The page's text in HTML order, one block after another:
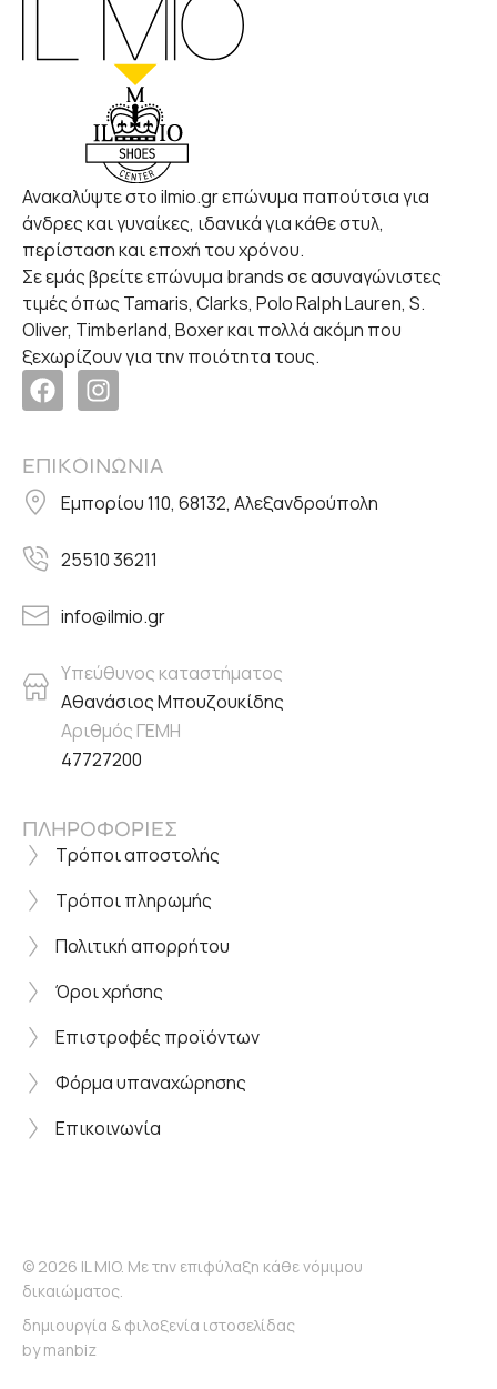
Ανακαλύψτε στο ilmio.gr επώνυμα παπούτσια για
άνδρες και γυναίκες, ιδανικά για κάθε στυλ,
περίσταση και εποχή του χρόνου.
Σε εμάς βρείτε επώνυμα brands σε ασυναγώνιστες
τιμές όπως Tamaris, Clarks, Polo Ralph Lauren, S.
Oliver, Timberland, Boxer και πολλά ακόμη που
ξεχωρίζουν για την ποιότητα τους.
ΕΠΙΚΟΙΝΩΝΙΑ
Εμπορίου 110, 68132, Αλεξανδρούπολη
25510 36211
info@ilmio.gr
Υπεύθυνος καταστήματος
Αθανάσιος Μπουζουκίδης
Αριθμός ΓΕΜΗ
47727200
ΠΛΗΡΟΦΟΡΙΕΣ
Τρόποι αποστολής
Τρόποι πληρωμής
Πολιτική απορρήτου
Όροι χρήσης
Επιστροφές προϊόντων
Φόρμα υπαναχώρησης
Επικοινωνία
© 2026 IL MIO. Με την επιφύλαξη κάθε νόμιμου
δικαιώματος.
δημιουργία & φιλοξενία ιστοσελίδας
bymanbiz